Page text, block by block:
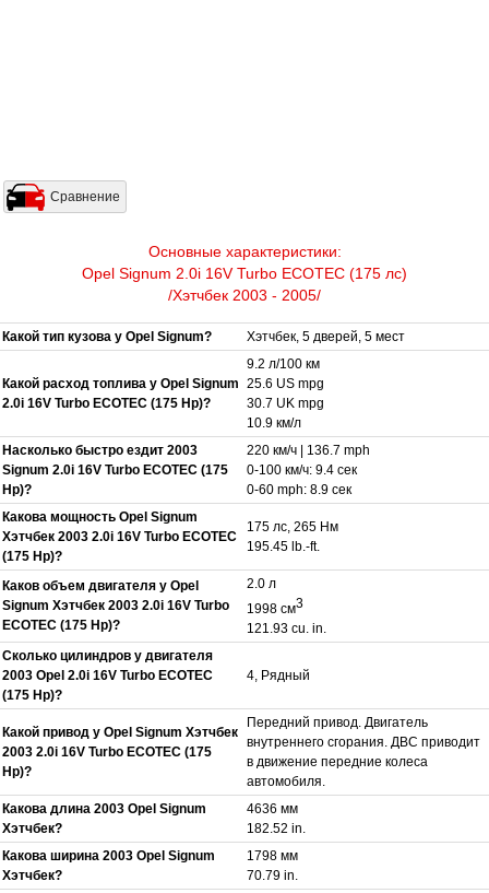
Сравнение
Основные характеристики:
Opel Signum 2.0i 16V Turbo ECOTEC (175 лс)
/Хэтчбек 2003 - 2005/
Какой тип кузова у Opel Signum? Хэтчбек, 5 дверей, 5 мест
Какой расход топлива у Opel Signum
2.0i 16V Turbo ECOTEC (175 Hp)?
9.2 л/100 км
25.6 US mpg
30.7 UK mpg
10.9 км/л
Насколько быстро ездит 2003
Signum 2.0i 16V Turbo ECOTEC (175
Hp)?
220 км/ч | 136.7 mph
0-100 км/ч: 9.4 сек
0-60 mph: 8.9 сек
Какова мощность Opel Signum
Хэтчбек 2003 2.0i 16V Turbo ECOTEC
(175 Hp)?
175 лс, 265 Нм
195.45 lb.-ft.
Каков объем двигателя у Opel
Signum Хэтчбек 2003 2.0i 16V Turbo
ECOTEC (175 Hp)?
2.0 л
1998 см3
121.93 cu. in.
Сколько цилиндров у двигателя
2003 Opel 2.0i 16V Turbo ECOTEC
(175 Hp)?
4, Рядный
Какой привод у Opel Signum Хэтчбек
2003 2.0i 16V Turbo ECOTEC (175
Hp)?
Передний привод. Двигатель
внутреннего сгорания. ДВС приводит
в движение передние колеса
автомобиля.
Какова длина 2003 Opel Signum
Хэтчбек?
4636 мм
182.52 in.
Какова ширина 2003 Opel Signum
Хэтчбек?
1798 мм
70.79 in.